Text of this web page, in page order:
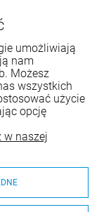
Duża
XL 12 cm
169,00 zł
M Szarpak zze skóry
umożliwiają
nam
Możesz
wszystkich
użycie
opcję
w naszej